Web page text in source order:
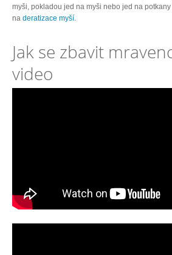
myši, pokladou jed na myši nebo jed na
na deratizace myší.
Jak se zbavit
video